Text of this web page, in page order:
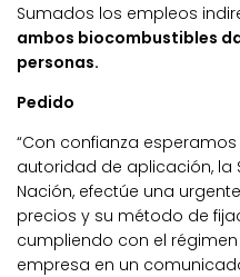
Sumados los empleos
ambos biocombustibles
personas.
Pedido
“Con confianza
autoridad de aplicación, la
Nación, efectúe una
precios y su método de
cumpliendo con el régimen
empresa en un